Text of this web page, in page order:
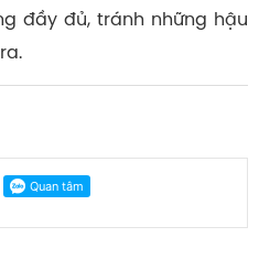
đầy đủ, tránh những hậu